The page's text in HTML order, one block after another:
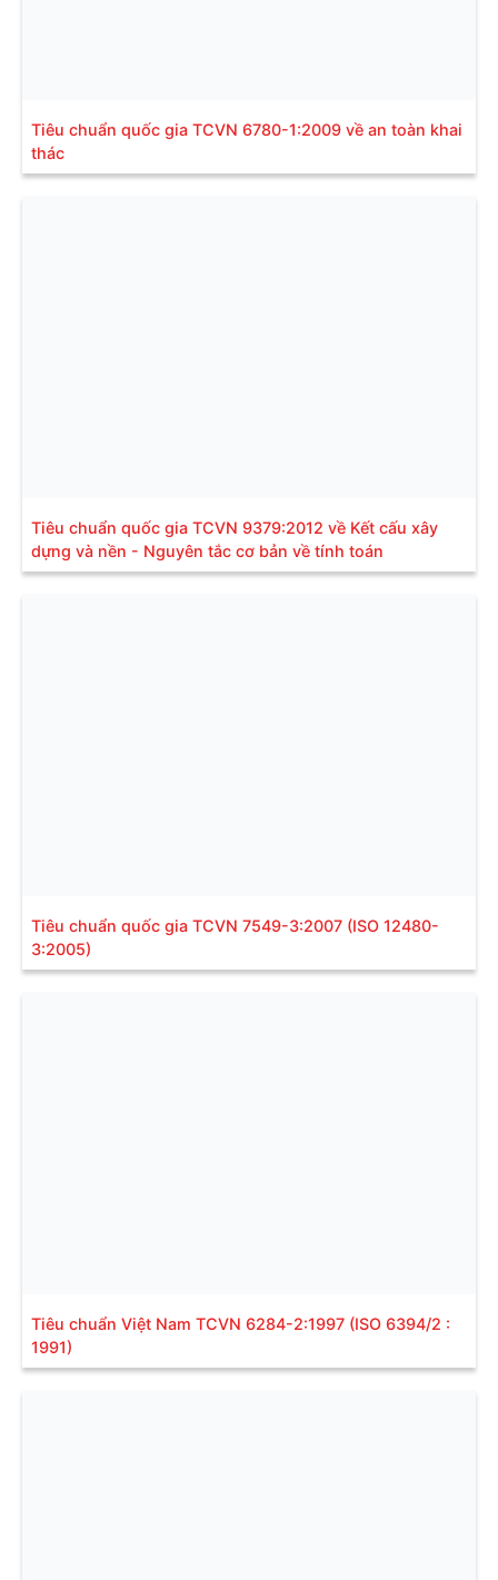
Tiêu chuẩn quốc gia TCVN 6780-1:2009 về an toàn khai
thác
Tiêu chuẩn quốc gia TCVN 9379:2012 về Kết cấu xây
dựng và nền - Nguyên tắc cơ bản về tính toán
Tiêu chuẩn quốc gia TCVN 7549-3:2007 (ISO 12480-
3:2005)
Tiêu chuẩn Việt Nam TCVN 6284-2:1997 (ISO 6394/2 :
1991)